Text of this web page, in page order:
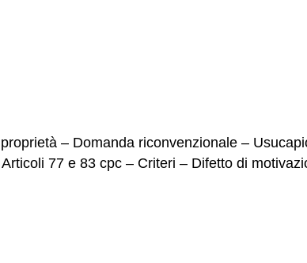
– Domanda riconvenzionale –
77 e 83 cpc – Criteri – Difetto di